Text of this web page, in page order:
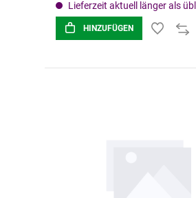
Lieferzeit aktuell länger als
HINZUFÜGEN